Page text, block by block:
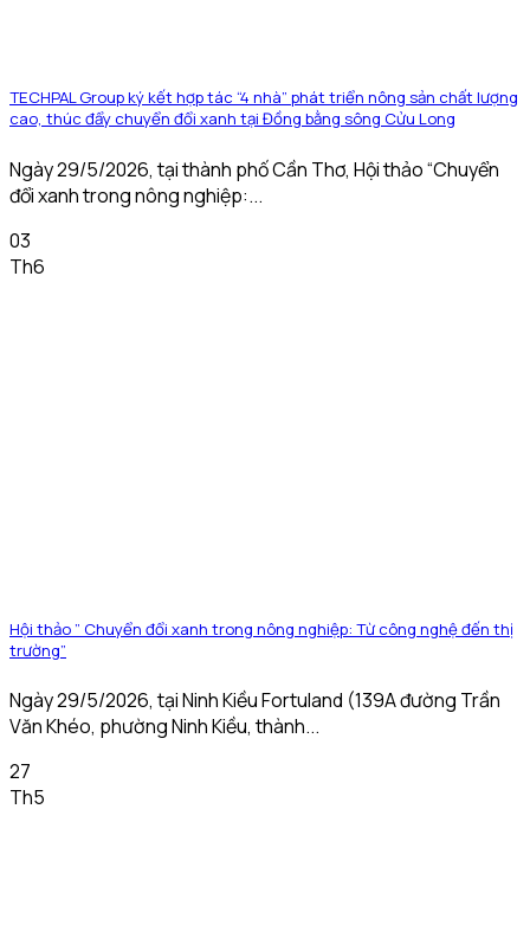
TECHPAL Group ký kết hợp tác “4 nhà” phát triển nông sản chất lượng
cao, thúc đẩy chuyển đổi xanh tại Đồng bằng sông Cửu Long
Ngày 29/5/2026, tại thành phố Cần Thơ, Hội thảo “Chuyển
đổi xanh trong nông nghiệp:...
03
Th6
Hội thảo ” Chuyển đổi xanh trong nông nghiệp: Từ công nghệ đến thị
trường”
Ngày 29/5/2026, tại Ninh Kiều Fortuland (139A đường Trần
Văn Khéo, phường Ninh Kiều, thành...
27
Th5